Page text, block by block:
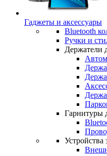
Гаджеты и аксессуары
Bluetooth
Ручки и
Держатели
Гарнитуры
Устройства